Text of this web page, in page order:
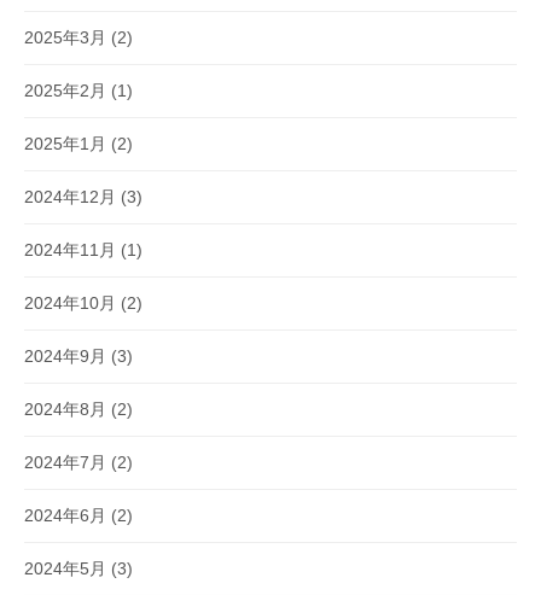
2025年3月 (2)
2025年2月 (1)
2025年1月 (2)
2024年12月 (3)
2024年11月 (1)
2024年10月 (2)
2024年9月 (3)
2024年8月 (2)
2024年7月 (2)
2024年6月 (2)
2024年5月 (3)